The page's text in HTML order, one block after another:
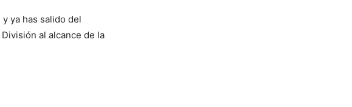
ya has salido del
al alcance de la